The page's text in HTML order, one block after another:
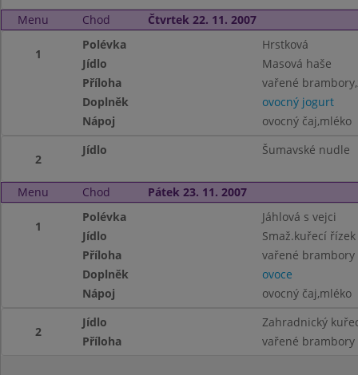
Menu
Chod Čtvrtek 22. 11. 2007
1
Polévka
Hrstková
Jídlo
Masová haše
Příloha
vařené
Doplněk
ovocný jogurt
Nápoj
ovocný čaj,mléko
2
Jídlo Šumavské nudle
Menu Chod Pátek 23. 11. 2007
1
Polévka
Jáhlová s vejci
Jídlo
Smaž.kuřecí řízek
Příloha
vařené brambory
Doplněk
ovoce
Nápoj
ovocný čaj,mléko
2
Jídlo
Zahradnický
Příloha
vařené brambory